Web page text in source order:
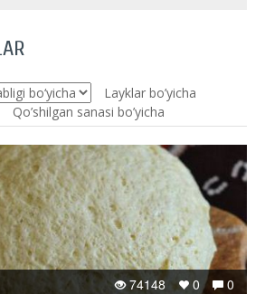
Layklar bo’yicha
Qo’shilgan sanasi bo’yicha
0
0
74148